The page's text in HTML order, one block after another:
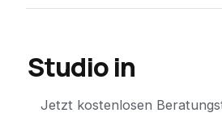
Studio in
Jetzt kostenlosen